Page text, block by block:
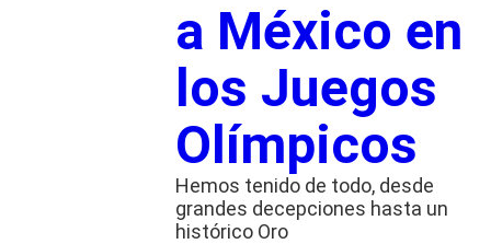
a México en
los Juegos
Olímpicos
Hemos tenido de todo, desde
grandes decepciones hasta un
histórico Oro